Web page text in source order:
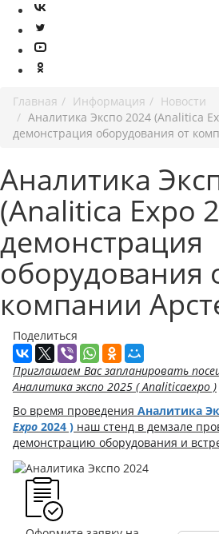
Главная Информация
Новости
Аналитика Экспо 2024 (Analitica
демонстрация оборудования от
Аналитика
(Analitica Expo
демонстрация
оборудования
компании
Поделиться
Приглашаем Вас запланировать
Аналитика экспо 2025 (Analiticaexpo )
Во время проведения Аналитика
Expo 2024 ) наш стенд в демзале
демонстрацию оборудования и